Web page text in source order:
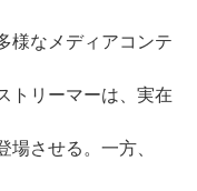
様なメディアコンテ
トリーマーは、実在
させる。一方、